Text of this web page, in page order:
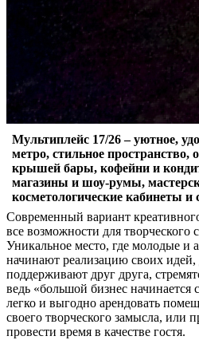
Мультиплейс 17/26 – уютное,
метро, стильное пространство,
крышей бары, кофейни и
магазины и шоу-румы,
косметологические кабинеты
Современный вариант
все возможности для творческого
Уникальное место, где молодые и
начинают реализацию своих идей,
поддерживают друг друга,
ведь «большой бизнес начинается
легко и выгодно арендовать
своего творческого замысла, или
провести время в качестве гостя.